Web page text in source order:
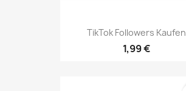
TikTok Followers Kaufen
1,99 €